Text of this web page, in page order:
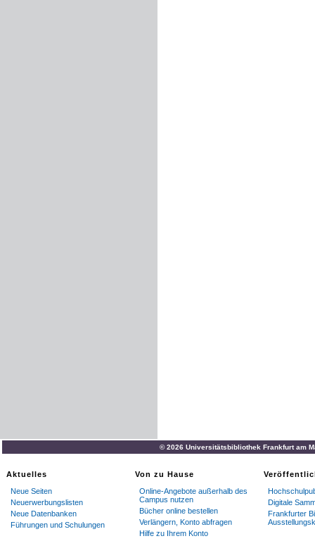
© 2026 Universitätsbibliothek Frankfurt am
Aktuelles
Neue Seiten
Neuerwerbungslisten
Neue Datenbanken
Führungen und Schulungen
Von zu Hause
Online-Angebote außerhalb des
Campus nutzen
Bücher online bestellen
Verlängern, Konto abfragen
Hilfe zu Ihrem Konto
Digitale
Frankfurter